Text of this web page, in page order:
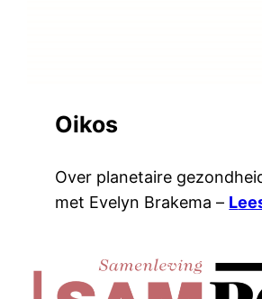
Oikos
Over planetaire
met Evelyn Brakema – L